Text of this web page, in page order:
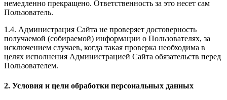
немедленно прекращено. Ответственность за это несет сам
Пользователь.
1.4. Администрация Сайта не проверяет достоверность
получаемой (собираемой) информации о Пользователях, за
исключением случаев, когда такая проверка необходима в
целях исполнения Администрацией Сайта обязательств перед
Пользователем.
2. Условия и цели обработки персональных данных